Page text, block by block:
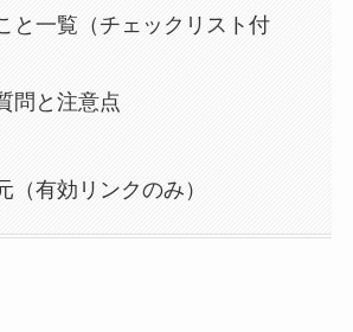
と一覧（チェックリスト付
問と注意点
（有効リンクのみ）